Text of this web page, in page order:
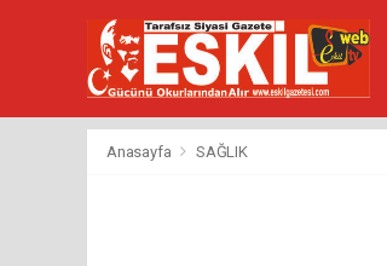
Anasayfa SAĞLIK